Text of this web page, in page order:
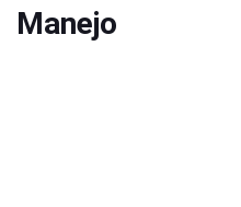
Manejo